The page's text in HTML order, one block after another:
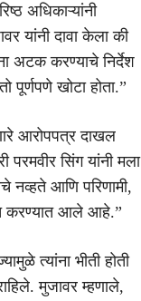
अधिकाऱ्यांनी
यांनी दावा केला की
अटक करण्याचे निर्देश
पूर्णपणे खोटा होता.”
आरोपपत्र दाखल
परमवीर सिंग यांनी मला
आणि परिणामी,
करण्यात आले आहे.”
त्यांना भीती होती
मुजावर म्हणाले,